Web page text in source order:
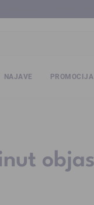
NAJAVE PROMOCIJA